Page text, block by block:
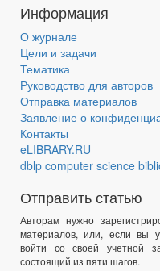
Информация
О журнале
Цели и задачи
Тематика
Руководство для авторов
Отправка материалов
Заявление о
Контакты
eLIBRARY.RU
dblp computer science
Отправить статью
Авторам нужно
материалов, или, если вы
войти со своей учетной
состоящий из пяти шагов.